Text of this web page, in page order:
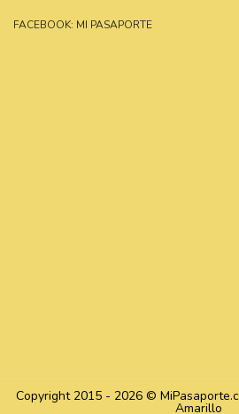
FACEBOOK: MI PASAPORTE
Copyright 2015 - 2026 ©
Amarillo